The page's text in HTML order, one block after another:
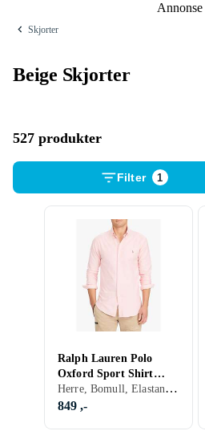
Annonse
Skjorter
Beige Skjorter
527 produkter
Filter 1
Ralph Lauren Polo
Oxford Sport Shirt
(Herre)
Herre, Bomull, Elastan/Spandex/Lycra, Mesh, Mocca, Flanell, Lin, Denim, Cord, Chambray, Sort, Hvit, Grå, Turkis, Brun, Blå, Rød, Gul, Oransje, Gull, Grønn, Beige, Rosa, Lilla, Khaki, Stripete, Rutete, Paislymønster
849 ,-